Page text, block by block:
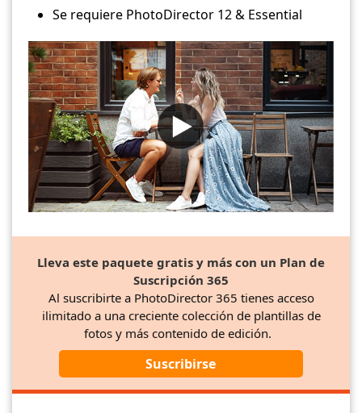
Se requiere PhotoDirector 12 & Essential
Lleva este paquete gratis y más con un Plan de
Suscripción 365
Al suscribirte a PhotoDirector 365 tienes acceso
ilimitado a una creciente colección de plantillas de
fotos y más contenido de edición.
Suscribirse